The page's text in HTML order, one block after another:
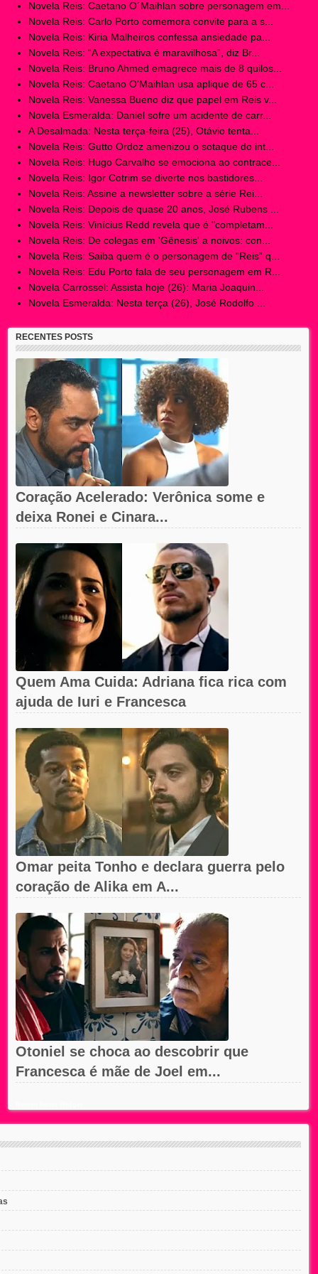
Novela Reis: Caetano O´Maihlan sobre personagem em...
Novela Reis: Carlo Porto comemora convite para a s...
Novela Reis: Kiria Malheiros confessa ansiedade pa...
Novela Reis: “A expectativa é maravilhosa”, diz Br...
Novela Reis: Bruno Ahmed emagrece mais de 8 quilos...
Novela Reis: Caetano O'Maihlan usa aplique de 65 c...
Novela Reis: Vanessa Bueno diz que papel em Reis v...
Novela Esmeralda: Daniel sofre um acidente de carr...
A Desalmada: Nesta terça-feira (25), Otávio tenta...
Novela Reis: Gutto Ordoz amenizou o sotaque do int...
Novela Reis: Hugo Carvalho se emociona ao contrace...
Novela Reis: Igor Cotrim se diverte nos bastidores...
Novela Reis: Assine a newsletter sobre a série Rei...
Novela Reis: Depois de quase 20 anos, José Rubens ...
Novela Reis: Vinícius Redd revela que é "completam...
Novela Reis: De colegas em 'Gênesis' a noivos: con...
Novela Reis: Saiba quem é o personagem de “Reis” q...
Novela Reis: Edu Porto fala de seu personagem em R...
Novela Carrossel: Assista hoje (26): Maria Joaquin...
Novela Esmeralda: Nesta terça (26), José Rodolfo ...
RECENTES POSTS
Coração Acelerado: Verônica some e
deixa Ronei e Cinara...
Quem Ama Cuida: Adriana fica rica com
ajuda de Iuri e Francesca
Omar peita Tonho e declara guerra pelo
coração de Alika em A...
Otoniel se choca ao descobrir que
Francesca é mãe de Joel em...